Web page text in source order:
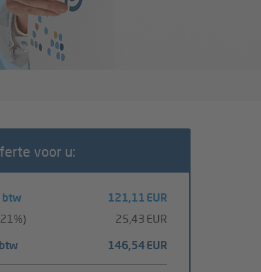
voor u:
btw
121,11 EUR
25,43 EUR
146,54 EUR